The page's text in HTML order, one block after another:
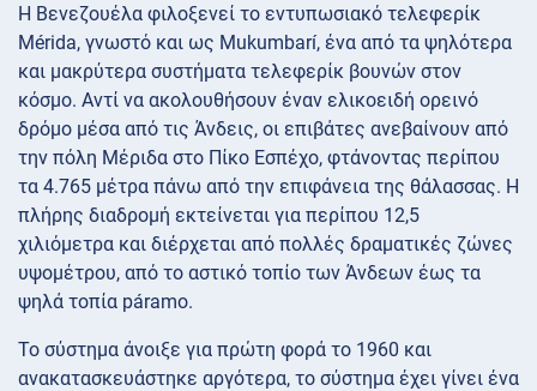
Η Βενεζουέλα φιλοξενεί το εντυπωσιακό τελεφερίκ
Mérida, γνωστό και ως Mukumbarí, ένα από τα ψηλότερα
και μακρύτερα συστήματα τελεφερίκ βουνών στον
κόσμο. Αντί να ακολουθήσουν έναν ελικοειδή ορεινό
δρόμο μέσα από τις Άνδεις, οι επιβάτες ανεβαίνουν από
την πόλη Μέριδα στο Πίκο Εσπέχο, φτάνοντας περίπου
τα 4.765 μέτρα πάνω από την επιφάνεια της θάλασσας. Η
πλήρης διαδρομή εκτείνεται για περίπου 12,5
χιλιόμετρα και διέρχεται από πολλές δραματικές ζώνες
υψομέτρου, από το αστικό τοπίο των Άνδεων έως τα
ψηλά τοπία páramo.
Το σύστημα άνοιξε για πρώτη φορά το 1960 και
ανακατασκευάστηκε αργότερα, το σύστημα έχει γίνει ένα